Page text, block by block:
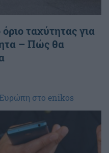
ταχύτητας για
– Πώς θα
στο enikos